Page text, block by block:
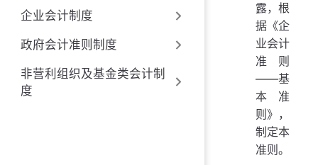
企业会计制度
政府会计准则制度
非营利组织及基金类会计制
度
露，根
据《企
业会计
准则
——基
本准
则》，
制定本
准则。